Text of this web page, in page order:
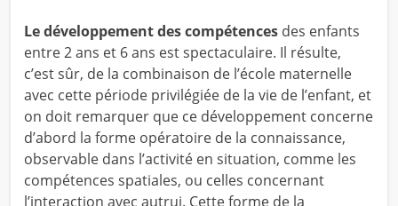
Le développement des compétencesdes enfants
entre 2 ans et 6 ans est spectaculaire. Il résulte,
c’est sûr, de la combinaison de l’école maternelle
avec cette période privilégiée de la vie de l’enfant, et
on doit remarquer que ce développement concerne
d’abord la forme opératoire de la connaissance,
observable dans l’activité en situation, comme les
compétences spatiales, ou celles concernant
l’interaction avec autrui. Cette forme de la